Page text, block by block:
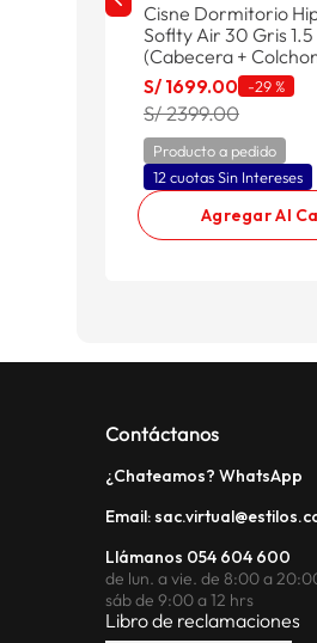
Cisne Dormitorio
Soflty Air 30 Gris 1.5
(Cabecera +
S/ 1699.00 -29 %
S/ 2399.00
Producto a pedido
12 cuotas Sin Intereses
Agregar Al
Contáctanos
¿Chateamos? WhatsApp
Email:
Llámanos 054 604 600
de lun. a vie. de 8:00 a
sáb de 9:00 a 12 hrs
Libro de reclamaciones